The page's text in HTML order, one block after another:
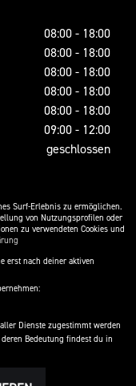
08:00 - 18:00
08:00 - 18:00
08:00 - 18:00
08:00 - 18:00
08:00 - 18:00
09:00 - 12:00
geschlossen
DISCLAIMER
Surf-Erlebnis zu ermöglichen.
von Nutzungsprofilen oder
zu verwendeten Cookies und
erst nach deiner aktiven
Dienste zugestimmt werden
Bedeutung findest du in